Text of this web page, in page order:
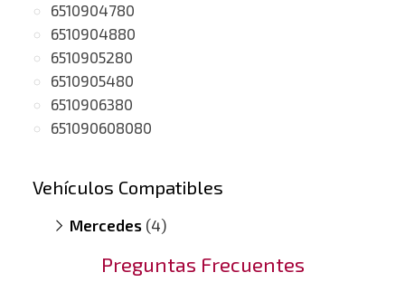
6510904780
6510904880
6510905280
6510905480
6510906380
651090608080
Vehículos Compatibles
Mercedes (4)
Sprinter 216 CDI (motor A651)
Preguntas Frecuentes